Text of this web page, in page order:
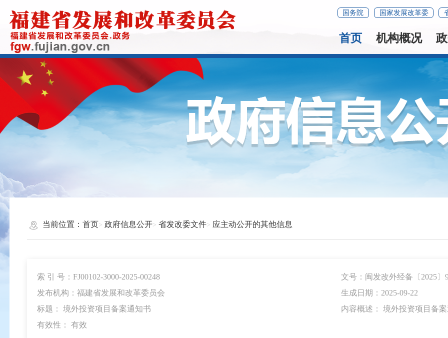
国务院 国家发展改革委
首页 机构概况
当前位置： 首页 政府信息公开 省发改委文件 应主动公开的其他信息
索 引 号：FJ00102-3000-2025-00248
文号：闽发改外经备〔2025〕
发布机构：福建省发展和改革委员会
生成日期：2025-09-22
标题： 境外投资项目备案通知书
内容概述： 境外投资项目备
有效性： 有效